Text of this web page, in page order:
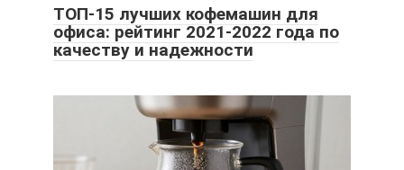
ТОП-15 лучших кофемашин для
офиса: рейтинг 2021-2022 года по
качеству и надежности